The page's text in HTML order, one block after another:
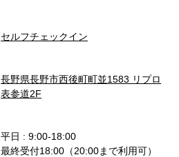
セルフチェックイン
長野県長野市西後町町並1583 リプロ
表参道2F
平日 : 9:00-18:00
最終受付18:00（20:00まで利用可）